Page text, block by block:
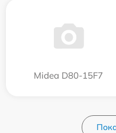
Midea D80-15F7